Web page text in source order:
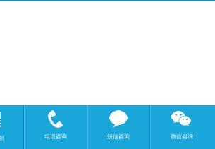
电话咨询 短信咨询 微信咨询